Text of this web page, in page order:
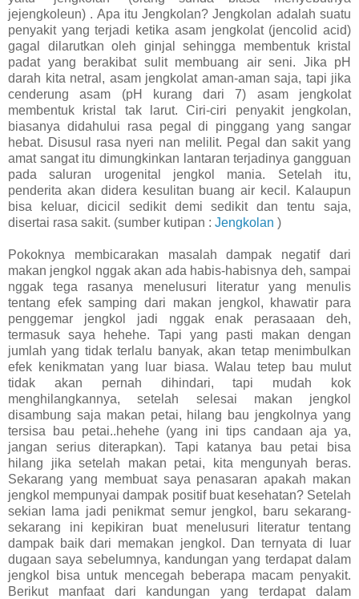
jejengkoleun) . Apa itu Jengkolan? Jengkolan adalah suatu
penyakit yang terjadi ketika asam jengkolat (jencolid acid)
gagal dilarutkan oleh ginjal sehingga membentuk kristal
padat yang berakibat sulit membuang air seni. Jika pH
darah kita netral, asam jengkolat aman-aman saja, tapi jika
cenderung asam (pH kurang dari 7) asam jengkolat
membentuk kristal tak larut. Ciri-ciri penyakit jengkolan,
biasanya didahului rasa pegal di pinggang yang sangar
hebat. Disusul rasa nyeri nan melilit. Pegal dan sakit yang
amat sangat itu dimungkinkan lantaran terjadinya gangguan
pada saluran urogenital jengkol mania. Setelah itu,
penderita akan didera kesulitan buang air kecil. Kalaupun
bisa keluar, dicicil sedikit demi sedikit dan tentu saja,
disertai rasa sakit. (sumber kutipan : Jengkolan )
Pokoknya membicarakan masalah dampak negatif dari
makan jengkol nggak akan ada habis-habisnya deh, sampai
nggak tega rasanya menelusuri literatur yang menulis
tentang efek samping dari makan jengkol, khawatir para
penggemar jengkol jadi nggak enak perasaaan deh,
termasuk saya hehehe. Tapi yang pasti makan dengan
jumlah yang tidak terlalu banyak, akan tetap menimbulkan
efek kenikmatan yang luar biasa. Walau tetep bau mulut
tidak akan pernah dihindari, tapi mudah kok
menghilangkannya, setelah selesai makan jengkol
disambung saja makan petai, hilang bau jengkolnya yang
tersisa bau petai..hehehe (yang ini tips candaan aja ya,
jangan serius diterapkan). Tapi katanya bau petai bisa
hilang jika setelah makan petai, kita mengunyah beras.
Sekarang yang membuat saya penasaran apakah makan
jengkol mempunyai dampak positif buat kesehatan? Setelah
sekian lama jadi penikmat semur jengkol, baru sekarang-
sekarang ini kepikiran buat menelusuri literatur tentang
dampak baik dari memakan jengkol. Dan ternyata di luar
dugaan saya sebelumnya, kandungan yang terdapat dalam
jengkol bisa untuk mencegah beberapa macam penyakit.
Berikut manfaat dari kandungan yang terdapat dalam